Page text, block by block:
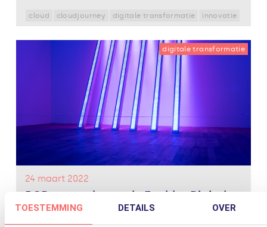
TOESTEMMING DETAILS OVER
cloud cloudjourney digitale transformatie innovatie
digitale transformatie
24 maart 2022
PQR scoort hoog als Enabler Digitale
Transformatie 2022